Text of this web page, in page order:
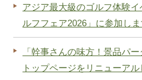
アジア最大級のゴルフ体験
ルフフェア2026」に参加しま
「幹事さんの味方！景品パ
トップページをリニューアル